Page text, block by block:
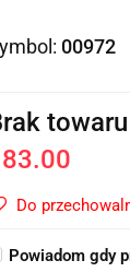
00972
towaru
Do
Powiadom gdy